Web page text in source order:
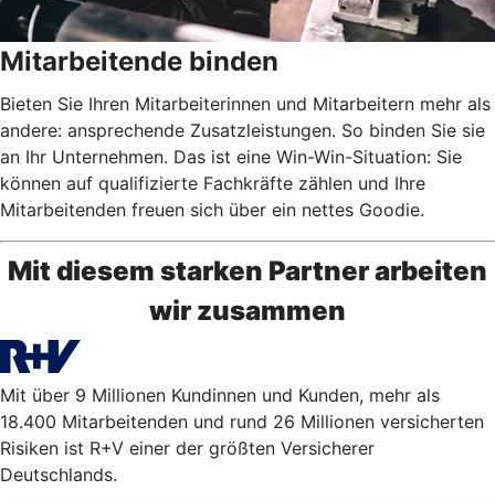
Mitarbeitende binden
Bieten Sie Ihren Mitarbeiterinnen und Mitarbeitern mehr als
andere: ansprechende Zusatzleistungen. So binden Sie sie
an Ihr Unternehmen. Das ist eine Win-Win-Situation: Sie
können auf qualifizierte Fachkräfte zählen und Ihre
Mitarbeitenden freuen sich über ein nettes Goodie.
Mit diesem starken Partner arbeiten
wir zusammen
Mit über 9 Millionen Kundinnen und Kunden, mehr als
18.400 Mitarbeitenden und rund 26 Millionen versicherten
Risiken ist R+V einer der größten Versicherer
Deutschlands.